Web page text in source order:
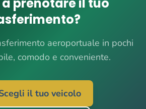
aeroportuale in pochi
comodo e conveniente.
il tuo veicolo